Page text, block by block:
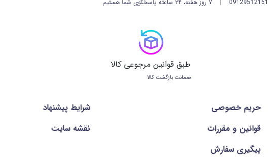
09129512161
| ۷ روز هفته، ۲۴ ساعته پاسخگوی شما هستیم
طبق قوانین مرجوعی کالا
ضمانت بازگشت کالا
حریم خصوصی شرايط پيشنهاد
قوانین و مقررات
نقشه سایت
پیگیری سفارش